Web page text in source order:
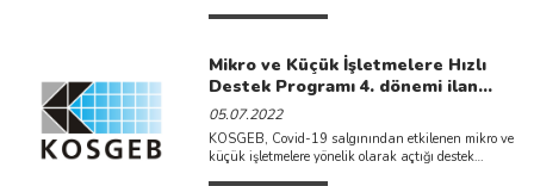
Mikro ve Küçük İşletmelere Hızlı
Destek Programı 4. dönemi ilan
edilmiştir.
05.07.2022
KOSGEB, Covid-19 salgınından etkilenen mikro ve
küçük işletmelere yönelik olarak açtığı destek